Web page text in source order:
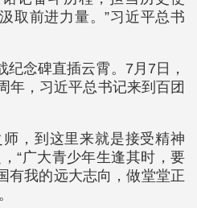
取前进力量。”习近平总书
纪念碑直插云霄。7月7日，
年，习近平总书记来到百团
，到这里来就是接受精神
“广大青少年生逢其时，要
有我的远大志向，做堂堂正